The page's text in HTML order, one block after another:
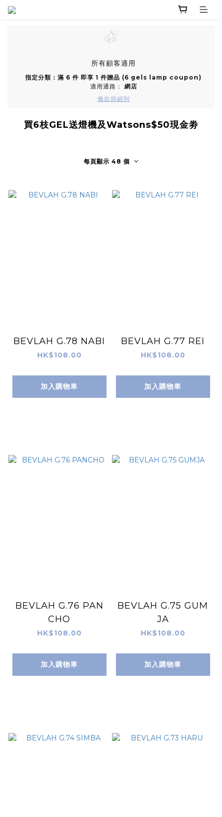
所有顧客適用
指定分類：滿 6 件 即享 1 件贈品 (6 gels lamp coupon)
適用通路： 網店
條款與細則
買6枝GEL送燈機及Watsons$50現金劵
每頁顯示 48 個
BEVLAH G.78 NABI
HK$108.00
加入購物車
BEVLAH G.77 REI
HK$108.00
加入購物車
BEVLAH G.76 PAN
CHO
HK$108.00
加入購物車
BEVLAH G.75 GUM
JA
HK$108.00
加入購物車